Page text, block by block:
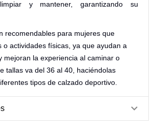
y mantener, garantizando su
recomendables para mujeres que
o actividades físicas, ya que ayudan a
mejoran la experiencia al caminar o
tallas va del 36 al 40, haciéndolas
tipos de calzado deportivo.